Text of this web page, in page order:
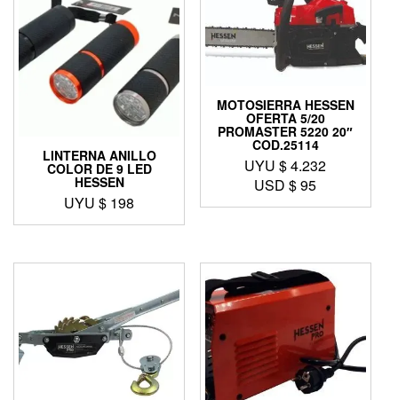
LINTERNA ANILLO
COLOR DE 9 LED
HESSEN
UYU $ 198
MOTOSIERRA HESSEN
OFERTA 5/20
PROMASTER 5220 20″
COD.25114
UYU $4.232
USD $95